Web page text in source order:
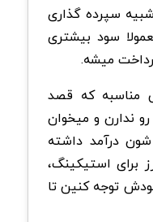
سپرده گذاری
سود بیشتری
میشه.
مناسبه که قصد
ندارن و میخوان
درآمد داشته
برای استیکینگ،
توجه کنین تا